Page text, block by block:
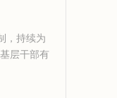
，持续为
层干部有